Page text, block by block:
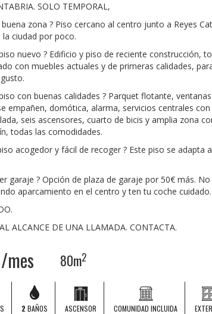
SOLO TEMPORAL,
buena zona ? Piso cercano al centro junto a Reyes
ciudad por poco.
nuevo ? Edificio y piso de reciente construcción,
con muebles actuales y de primeras calidades,
con buenas calidades ? Parquet flotante,
empañen, domótica, alarma, servicios centrales
seis ascensores, cuarto de bicis y amplia zona
todas las comodidades.
acogedor y fácil de recoger ? Este piso se adapta
garaje ? Opción de plaza de garaje por 50€ más. No
aparcamiento en el centro y ten tu coche cuidado.
ALCANCE DE UNA LLAMADA. CONTACTA.
mes 80m2
2 BAÑOS ASCENSOR COMUNIDAD INCLUIDA